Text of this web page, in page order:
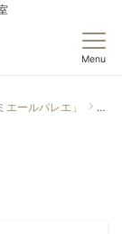
Menu
ールバレエ」